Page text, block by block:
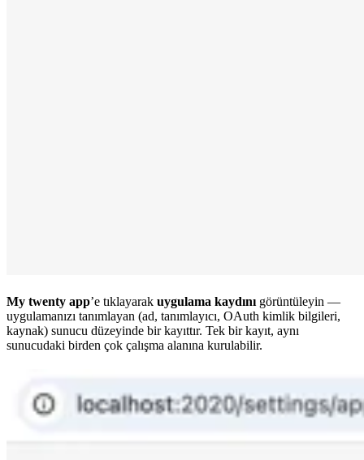
My twenty app’e tıklayarak uygulama kaydını görüntüleyin —
uygulamanızı tanımlayan (ad, tanımlayıcı, OAuth kimlik bilgileri,
kaynak) sunucu düzeyinde bir kayıttır. Tek bir kayıt, aynı
sunucudaki birden çok çalışma alanına kurulabilir.